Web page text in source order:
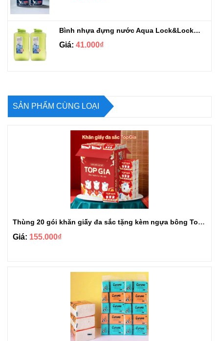
Bình nhựa đựng nước Aqua Lock&Lock 2.1L
Giá: 41.000₫
SẢN PHẨM CÙNG LOẠI
Thùng 20 gói khăn giấy đa sắc tặng kèm ngựa bông Topgia
Giá: 155.000₫